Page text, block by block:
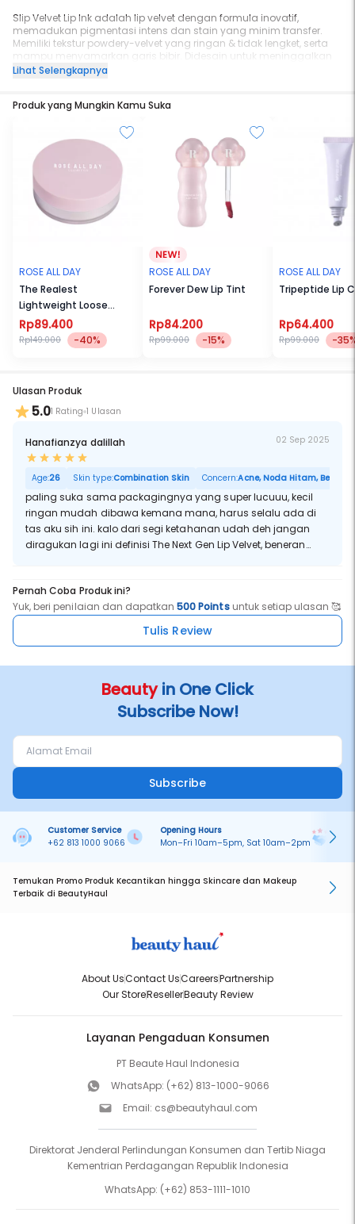
Slip Velvet Lip Ink adalah lip velvet dengan formula inovatif,
memadukan pigmentasi intens dan stain yang minim transfer.
Memiliki tekstur powdery-velvet yang ringan & tidak lengket, serta
mampu menyamarkan garis bibir. Didesain untuk meninggalkan
stain yang smudgeproof dan tahan lama. Tersedia dalam 8
SPECIAL FEATURES
✔ Ink-like stain yang tahan lama, anti-luntur & minim transfer
✔ Pigmentasi yang intens menutupi bibir dengan mudah
✔ Hasil akhir semi-matte yang tidak terasa kering
✔ Diformulasikan dengan Avocado Oil & Sodium Hyaluronate untuk
menjaga kelembapan bibir
HERO INGREDIENT
Avocado Oil: Melembapkan dan melembutkan bibir
Lihat Selengkapnya
Produk yang Mungkin Kamu Suka
ROSE ALL DAY
The Realest
Lightweight Loose
Powder
Rp89.400
Rp149.000 -40%
ROSE ALL DAY
Forever Dew Lip Tint
Rp84.200
Rp99.000 -15%
ROSE ALL DAY
Tripeptide Lip
Rp64.400
Rp99.000 -
Ulasan Produk
5.01 Rating 1 Ulasan
Hanafianzya dalillah 02 Sep 2025
Age:26 Skin type:Combination Skin Concern:Acne, Noda Hitam,
paling suka sama packagingnya yang super lucuuu, kecil
ringan mudah dibawa kemana mana, harus selalu ada di
tas aku sih ini. kalo dari segi ketahanan udah deh jangan
diragukan lagi ini definisi The Next Gen Lip Velvet, beneran
jadi kering.
Pernah Coba Produk ini?
Yuk, beri penilaian dan dapatkan500 Pointsuntuk setiap ulasan 🥰
Tulis Review
Beautyin One Click
Subscribe Now!
Subscribe
Customer Service
+62 813 1000 9066
Opening Hours
Mon–Fri 10am–5pm, Sat 10am–2pm
Temukan Promo Produk Kecantikan hingga Skincare dan Makeup
Terbaik di BeautyHaul
About UsContact UsCareersPartnership
Our StoreResellerBeauty Review
Layanan Pengaduan Konsumen
PT Beaute Haul Indonesia
WhatsApp: (+62) 813-1000-9066
Email: cs@beautyhaul.com
Direktorat Jenderal Perlindungan Konsumen dan Tertib Niaga
Kementrian Perdagangan Republik Indonesia
WhatsApp: (+62) 853-1111-1010